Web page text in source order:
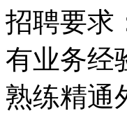
招聘要求
有业务经
熟练精通